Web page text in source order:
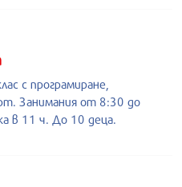
с програмиране,
Занимания от 8:30 до
в 11 ч. До 10 деца.